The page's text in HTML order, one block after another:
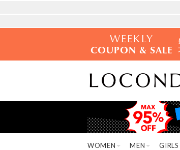
WEEKLY
COUPON & SALE
WOMEN MEN GIRLS